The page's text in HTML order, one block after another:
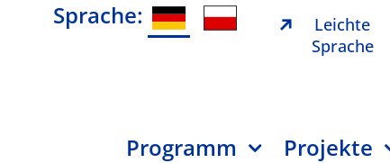
Sprache:
Leichte
Sprache
Programm Projekte